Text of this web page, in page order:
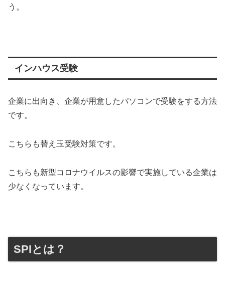
う。
インハウス受験
企業に出向き、企業が用意したパソコンで受験をする方法
です。
こちらも替え玉受験対策です。
こちらも新型コロナウイルスの影響で実施している企業は
少なくなっています。
SPIとは？